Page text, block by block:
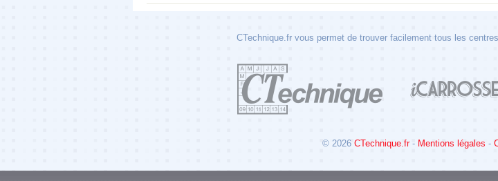
CTechnique.fr vous permet de trouver facilement tous les
© 2026 CTechnique.fr - Mentions légales -